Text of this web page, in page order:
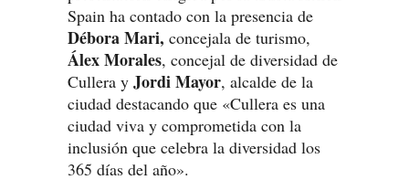
Spain ha contado con la presencia de
Débora Mari, concejala de turismo,
Álex Morales, concejal de diversidad de
Cullera y Jordi Mayor, alcalde de la
ciudad destacando que «Cullera es una
ciudad viva y comprometida con la
inclusión que celebra la diversidad los
365 días del año».